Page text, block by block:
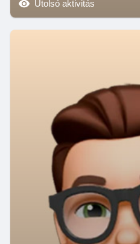
Utolsó aktivitás